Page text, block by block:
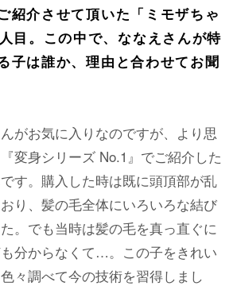
紹介させて頂いた「ミモザちゃ
目。この中で、ななえさんが特
子は誰か、理由と合わせてお聞
がお気に入りなのですが、より思
変身シリーズ No.1』でご紹介した
す。購入した時は既に頭頂部が乱
り、髪の毛全体にいろいろな結び
。でも当時は髪の毛を真っ直ぐに
分からなくて…。この子をきれい
々調べて今の技術を習得しまし